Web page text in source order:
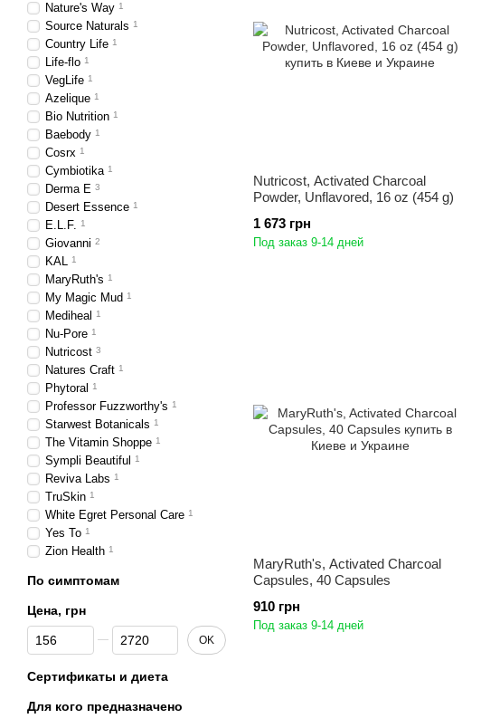
Nutricost, Activated Charcoal
Powder, Unflavored, 16 oz (454 g)
1 673 грн
Под заказ 9-14 дней
MaryRuth's, Activated Charcoal
Capsules, 40 Capsules
910 грн
Под заказ 9-14 дней
Nature's Way 1
Source Naturals 1
Country Life 1
Life-flo 1
VegLife 1
Azelique 1
Bio Nutrition 1
Baebody 1
Cosrx 1
Cymbiotika 1
Derma E 3
Desert Essence 1
E.L.F. 1
Giovanni 2
KAL 1
MaryRuth's 1
My Magic Mud 1
Mediheal 1
Nu-Pore 1
Nutricost 3
Natures Craft 1
Phytoral 1
Professor Fuzzworthy's 1
Starwest Botanicals 1
The Vitamin Shoppe 1
Sympli Beautiful 1
Reviva Labs 1
TruSkin 1
White Egret Personal Care 1
Yes To 1
Zion Health 1
По симптомам
Цена, грн
От Цена, грн
До Цена, грн OK
Сертификаты и диета
Для кого предназначено